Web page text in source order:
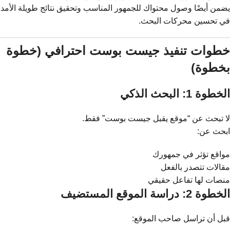
يضمن أيضًا وصول محتواك للجمهور المناسب وتحقيق نتائج طويلة الأمد
في تحسين محركات البحث.
خطوات تنفيذ جيست بوست احترافي (خطوة
بخطوة)
الخطوة 1: البحث الذكي
لا تبحث عن “موقع يقبل جيست بوست” فقط.
ابحث عن:
مواقع تؤثر في جمهورك
مقالات تتصدر بالفعل
منصات لها تفاعل حقيقي
الخطوة 2: دراسة الموقع المستضيف
قبل أن تراسل صاحب الموقع: